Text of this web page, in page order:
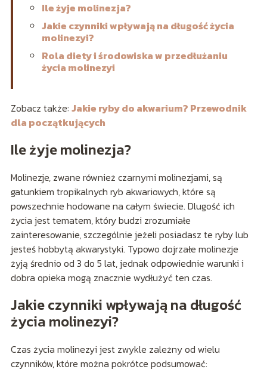
Ile żyje molinezja?
Jakie czynniki wpływają na długość życia
molinezyi?
Rola diety i środowiska w przedłużaniu
życia molinezyi
Zobacz także: Jakie ryby do akwarium? Przewodnik
dla początkujących
Ile żyje molinezja?
Molinezje, zwane również czarnymi molinezjami, są
gatunkiem tropikalnych ryb akwariowych, które są
powszechnie hodowane na całym świecie. Dlugość ich
życia jest tematem, który budzi zrozumiałe
zainteresowanie, szczególnie jeżeli posiadasz te ryby lub
jesteś hobbytą akwarystyki. Typowo dojrzałe molinezje
żyją średnio od 3 do 5 lat, jednak odpowiednie warunki i
dobra opieka mogą znacznie wydłużyć ten czas.
Jakie czynniki wpływają na długość
życia molinezyi?
Czas życia molinezyi jest zwykle zależny od wielu
czynników, które można pokrótce podsumować: